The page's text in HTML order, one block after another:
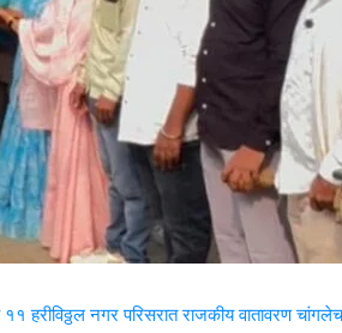
हरीविठ्ठल नगर परिसरात राजकीय वातावरण चांगलेच